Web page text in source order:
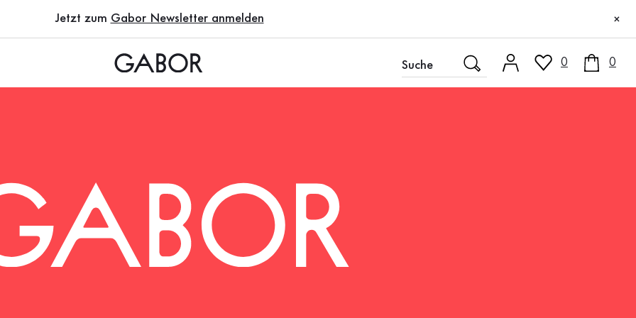
Jetzt zum Gabor Newsletter anmelden ×
0 0